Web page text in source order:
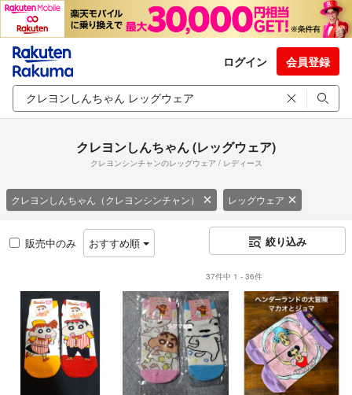
ログイン 会員登録
クレヨンしんちゃん (レッグウェア)
クレヨンシンチャンのレッグウェア / レディース
クレヨンしんちゃん（クレヨンシンチャン） レッグウェア
販売中のみ おすすめ順 絞り込み
37件中 1 - 36件